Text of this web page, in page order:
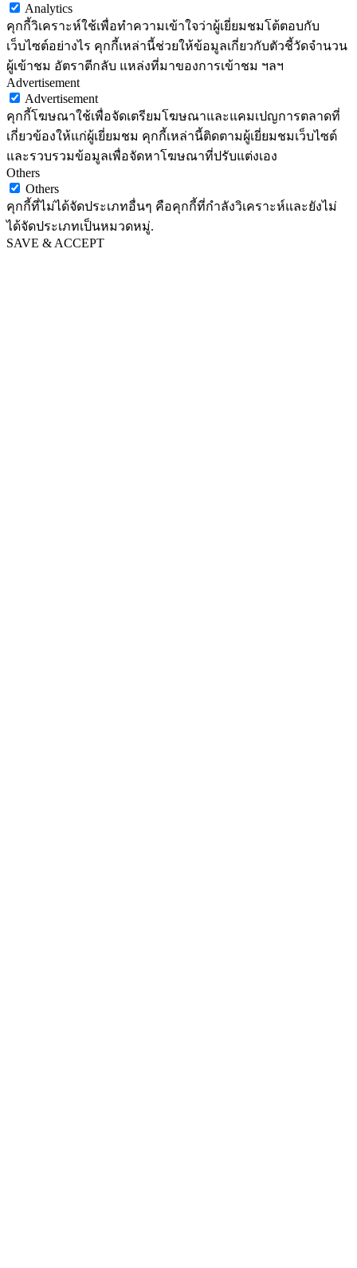
Analytics
คุกกี้วิเคราะห์ใช้เพื่อทำความเข้าใจว่าผู้เยี่ยมชมโต้ตอบกับ
เว็บไซต์อย่างไร คุกกี้เหล่านี้ช่วยให้ข้อมูลเกี่ยวกับตัวชี้วัดจำนวน
ผู้เข้าชม อัตราตีกลับ แหล่งที่มาของการเข้าชม ฯลฯ
Advertisement
Advertisement
คุกกี้โฆษณาใช้เพื่อจัดเตรียมโฆษณาและแคมเปญการตลาดที่
เกี่ยวข้องให้แก่ผู้เยี่ยมชม คุกกี้เหล่านี้ติดตามผู้เยี่ยมชมเว็บไซต์
และรวบรวมข้อมูลเพื่อจัดหาโฆษณาที่ปรับแต่งเอง
Others
Others
คุกกี้ที่ไม่ได้จัดประเภทอื่นๆ คือคุกกี้ที่กำลังวิเคราะห์และยังไม่
ได้จัดประเภทเป็นหมวดหมู่.
SAVE & ACCEPT